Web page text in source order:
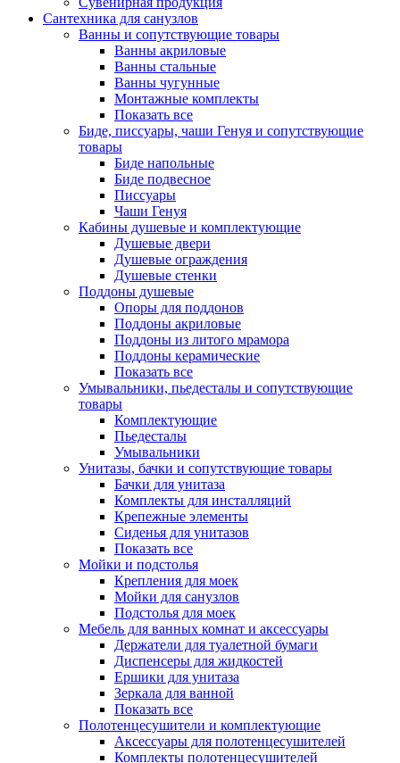
Сантехника для санузлов
Ванны и сопутствующие товары
Ванны акриловые
Ванны стальные
Ванны чугунные
Монтажные комплекты
Показать все
Биде, писсуары, чаши Генуя и сопутствующие
товары
Биде напольные
Биде подвесное
Писсуары
Чаши Генуя
Кабины душевые и комплектующие
Душевые двери
Душевые ограждения
Душевые стенки
Поддоны душевые
Опоры для поддонов
Поддоны акриловые
Поддоны из литого мрамора
Поддоны керамические
Показать все
Умывальники, пьедесталы и сопутствующие
товары
Комплектующие
Пьедесталы
Умывальники
Унитазы, бачки и сопутствующие товары
Бачки для унитаза
Комплекты для инсталляций
Крепежные элементы
Сиденья для унитазов
Показать все
Мойки и подстолья
Крепления для моек
Мойки для санузлов
Подстолья для моек
Мебель для ванных комнат и аксессуары
Держатели для туалетной бумаги
Диспенсеры для жидкостей
Ершики для унитаза
Зеркала для ванной
Показать все
Полотенцесушители и комплектующие
Аксессуары для полотенцесушителей
Комплекты полотенцесушителей